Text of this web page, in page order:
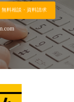
無料相談・資料請求